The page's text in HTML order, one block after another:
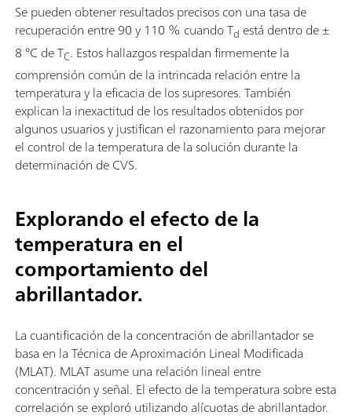
Se pueden obtener resultados precisos con una tasa de
recuperación entre 90 y 110 % cuando Td está dentro de ±
8 °C de TC. Estos hallazgos respaldan firmemente la
comprensión común de la intrincada relación entre la
temperatura y la eficacia de los supresores. También
explican la inexactitud de los resultados obtenidos por
algunos usuarios y justifican el razonamiento para mejorar
el control de la temperatura de la solución durante la
determinación de CVS.
Explorando el efecto de la
temperatura en el
comportamiento del
abrillantador.
La cuantificación de la concentración de abrillantador se
basa en la Técnica de Aproximación Lineal Modificada
(MLAT). MLAT asume una relación lineal entre
concentración y señal. El efecto de la temperatura sobre esta
correlación se exploró utilizando alícuotas de abrillantador.